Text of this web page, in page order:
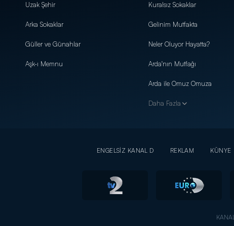
Uzak Şehir
Arka Sokaklar
Güller ve Günahlar
Aşk-ı Memnu
Kuralsız Sokaklar
Gelinim Mutfakta
Neler Oluyor Hayatta?
Arda'nın Mutfağı
Arda ile Omuz Omuza
Daha Fazla
ENGELSİZ KANAL D REKLAM KÜNYE